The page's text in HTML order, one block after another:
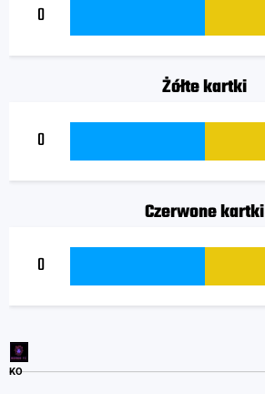
0
Żółte kartki
0
Czerwone kartki
0
KO